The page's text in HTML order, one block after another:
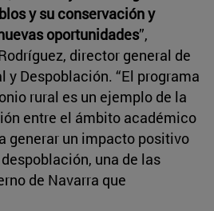
y su conservación y
oportunidades”,
director general de
Despoblación. “El programa
rural es un ejemplo de la
entre el ámbito académico
generar un impacto positivo
una de las
de Navarra que